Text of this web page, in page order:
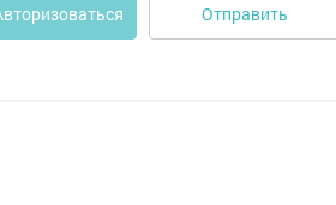
Отправить